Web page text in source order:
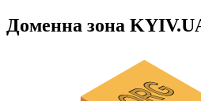
Доменна зона